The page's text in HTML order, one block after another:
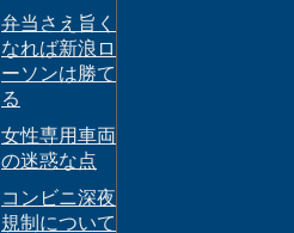
弁当さえ旨く
なれば新浪ロ
ーソンは勝て
る
女性専用車両
の迷惑な点
コンビニ深夜
規制について